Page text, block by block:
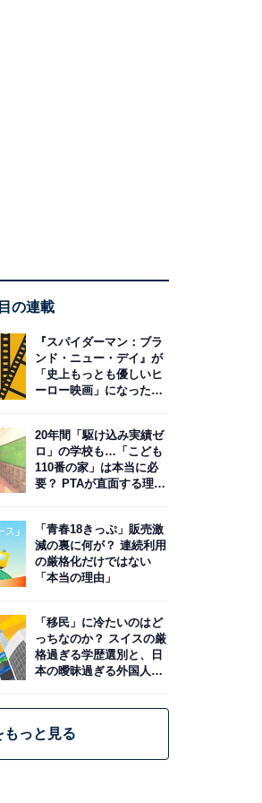
の連載
『スパイダーマン：ブラ
ンド・ニュー・デイ』が
「史上もっとも優しいヒ
ーロー映画」になった理
20年間「駆け込み実績ゼ
ロ」の学校も…「こども
110番の家」は本当に必
要？ PTAが直面する理想
「青春18きっぷ」販売激
減の裏に何が？ 連続利用
の厳格化だけではない
「本当の理由」
「移民」に冷たいのはど
っちなのか？ スイスの厳
格過ぎる学歴選別と、日
本の曖昧過ぎる外国人政
もっと見る